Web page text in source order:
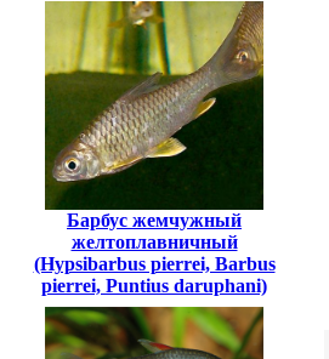
Барбус жемчужный
желтоплавничный
(Hypsibarbus pierrei, Barbus
pierrei, Puntius daruphani)